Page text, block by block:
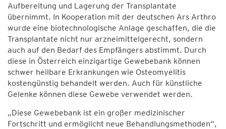
Aufbereitung und Lagerung der Transplantate
übernimmt. In Kooperation mit der deutschen Ars Arthro
wurde eine biotechnologische Anlage geschaffen, die die
Transplantate nicht nur arzneimittelgerecht, sondern
auch auf den Bedarf des Empfängers abstimmt. Durch
diese in Österreich einzigartige Gewebebank können
schwer heilbare Erkrankungen wie Osteomyelitis
kostengünstig behandelt werden. Auch für künstliche
Gelenke können diese Gewebe verwendet werden.
„Diese Gewebebank ist ein großer medizinischer
Fortschritt und ermöglicht neue Behandlungsmethoden“,